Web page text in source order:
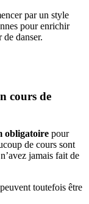
par un style
pour enrichir
danser.
cours de
obligatoire pour
de cours sont
jamais fait de
toutefois être